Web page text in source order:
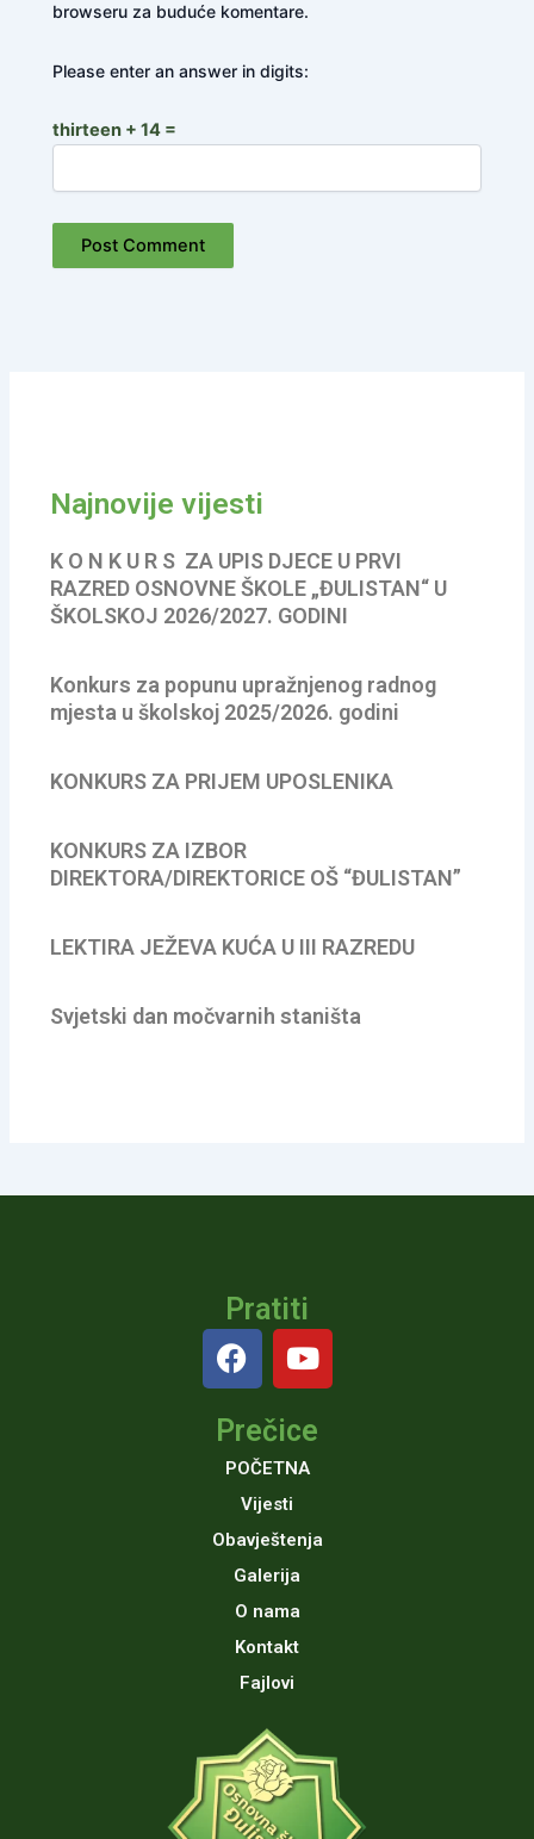
browseru za buduće komentare.
Please enter an answer in digits:
thirteen + 14 =
Najnovije vijesti
K O N K U R S ZA UPIS DJECE U PRVI
RAZRED OSNOVNE ŠKOLE „ĐULISTAN“ U
ŠKOLSKOJ 2026/2027. GODINI
Konkurs za popunu upražnjenog radnog
mjesta u školskoj 2025/2026. godini
KONKURS ZA PRIJEM UPOSLENIKA
KONKURS ZA IZBOR
DIREKTORA/DIREKTORICE OŠ “ĐULISTAN”
LEKTIRA JEŽEVA KUĆA U III RAZREDU
Svjetski dan močvarnih staništa
Pratiti
F
a
e
b
o
o
k
Y
o
t
u
Prečice
POČETNA
Vijesti
Obavještenja
Galerija
O nama
Kontakt
Fajlovi